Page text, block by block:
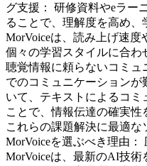
グ支援： 研修資料やeラー
ることで、理解度を高め、
MorVoiceは、読み上げ速度
個々の学習スタイルに合わ
聴覚情報に頼らないコミュ
でのコミュニケーション
いて、テキストによるコミ
ことで、情報伝達の確実性
これらの課題解決に最適な
MorVoiceを選ぶべき理由：
MorVoiceは、最新のAI技